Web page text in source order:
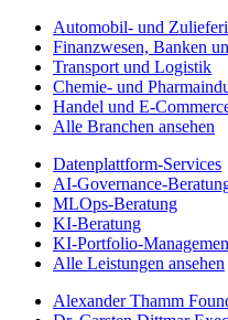
Automobil- und
Finanzwesen, Banken
Transport und Logistik
Chemie- und
Handel und E-
Alle Branchen ansehen
Datenplattform-Services
AI-Governance-
MLOps-Beratung
KI-Beratung
KI-Portfolio-
Alle Leistungen ansehen
Alexander Thamm